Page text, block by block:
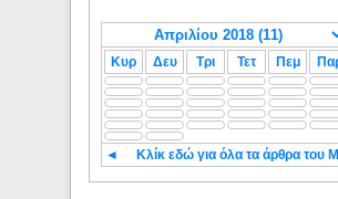
Κυρ Δευ Τρι Τετ Πεμ
◄ Κλίκ εδώ για όλα τα άρθρα του